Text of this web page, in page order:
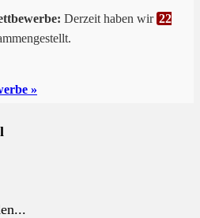
Derzeit haben wir 22
»